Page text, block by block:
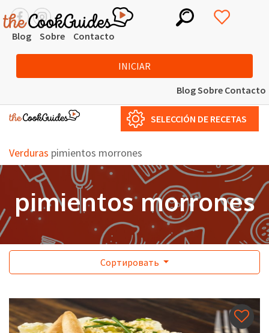
Blog Sobre Contacto
INICIAR
BlogSobre Contacto
SELECCIÓN DE RECETAS
Verduras pimientos morrones
pimientos morrones
Сортировать